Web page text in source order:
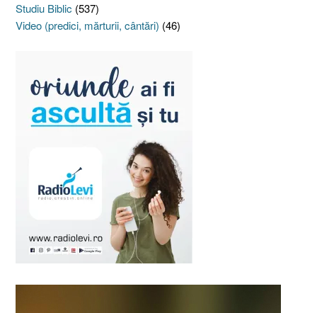
Studiu Biblic (537)
Video (predici, mărturii, cântări) (46)